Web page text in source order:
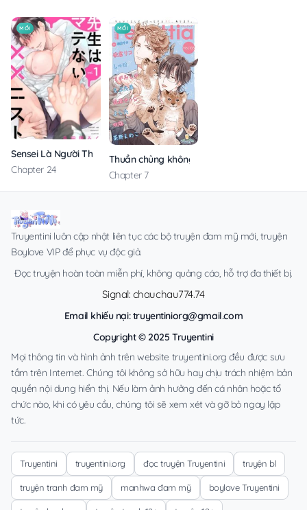
MỚI
Sensei Là Người Thích Chơi Mông
Chapter 24
MỚI
Thuần chủng không rung động
Chapter 7
Truyentini luôn cập nhật liên tục các bộ truyện đam mỹ mới, truyện
Boylove VIP để phục vụ độc giả.
Đọc truyện hoàn toàn miễn phí, không quảng cáo, hỗ trợ đa thiết bị.
Signal: chauchau774.74
Email khiếu nại:truyentiniorg@gmail.com
Copyright © 2025 Truyentini
Mọi thông tin và hình ảnh trên website truyentini.org đều được sưu
tầm trên Internet. Chúng tôi không sở hữu hay chịu trách nhiệm bản
quyền nội dung hiển thị. Nếu làm ảnh hưởng đến cá nhân hoặc tổ
chức nào, khi có yêu cầu, chúng tôi sẽ xem xét và gỡ bỏ ngay lập
tức.
Truyentini truyentini.org đọc truyện Truyentini truyện bl
truyện tranh đam mỹ manhwa đam mỹ boylove Truyentini